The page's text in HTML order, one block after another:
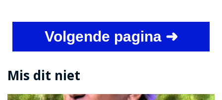
Volgende pagina ➜
Mis dit niet